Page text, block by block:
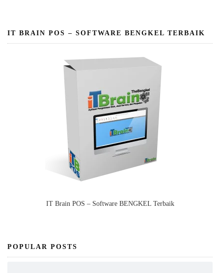
IT BRAIN POS – SOFTWARE BENGKEL TERBAIK
IT Brain POS – Software BENGKEL Terbaik
POPULAR POSTS